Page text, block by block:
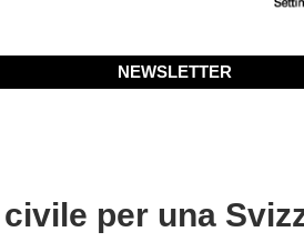
NEWSLETTER
civile per una